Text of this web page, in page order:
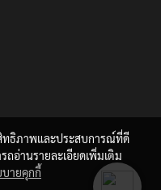
ทธิภาพและประสบการณ์ที่ดี
ถอ่านรายละเอียดเพิ่มเติม
บายคุกกี้